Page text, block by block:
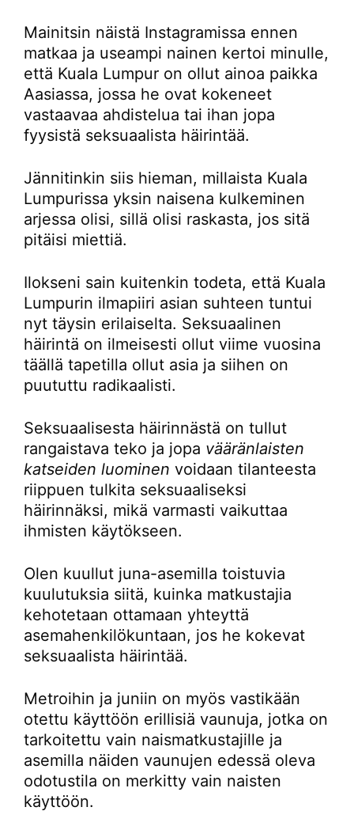
Mainitsin näistä Instagramissa ennen
matkaa ja useampi nainen kertoi minulle,
että Kuala Lumpur on ollut ainoa paikka
Aasiassa, jossa he ovat kokeneet
vastaavaa ahdistelua tai ihan jopa
fyysistä seksuaalista häirintää.
Jännitinkin siis hieman, millaista Kuala
Lumpurissa yksin naisena kulkeminen
arjessa olisi, sillä olisi raskasta, jos sitä
pitäisi miettiä.
Ilokseni sain kuitenkin todeta, että Kuala
Lumpurin ilmapiiri asian suhteen tuntui
nyt täysin erilaiselta. Seksuaalinen
häirintä on ilmeisesti ollut viime vuosina
täällä tapetilla ollut asia ja siihen on
puututtu radikaalisti.
Seksuaalisesta häirinnästä on tullut
rangaistava teko ja jopa vääränlaisten
katseiden luominen voidaan tilanteesta
riippuen tulkita seksuaaliseksi
häirinnäksi, mikä varmasti vaikuttaa
ihmisten käytökseen.
Olen kuullut juna-asemilla toistuvia
kuulutuksia siitä, kuinka matkustajia
kehotetaan ottamaan yhteyttä
asemahenkilökuntaan, jos he kokevat
seksuaalista häirintää.
Metroihin ja juniin on myös vastikään
otettu käyttöön erillisiä vaunuja, jotka on
tarkoitettu vain naismatkustajille ja
asemilla näiden vaunujen edessä oleva
odotustila on merkitty vain naisten
käyttöön.